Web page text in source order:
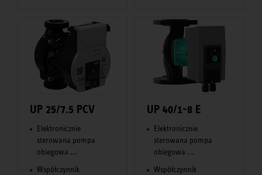
UP 25/7.5 PCV
Elektronicznie
sterowana pompa
obiegowa ...
Współczynnik
UP 40/1-8 E
Elektronicznie
sterowana pompa
obiegowa ...
Współczynnik